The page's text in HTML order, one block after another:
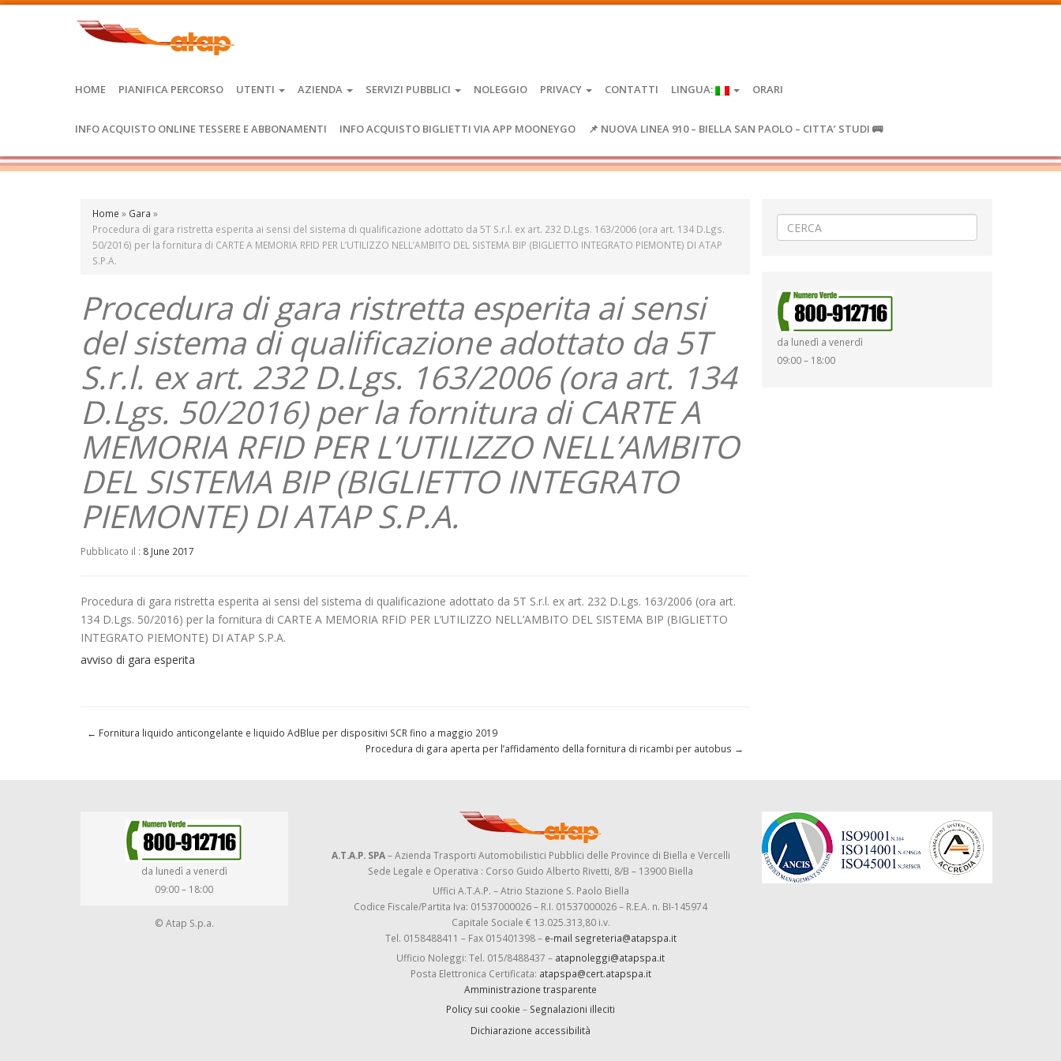
HOME PIANIFICA PERCORSO UTENTI AZIENDA SERVIZI PUBBLICI NOLEGGIO PRIVACY CONTATTI LINGUA: ORARI
INFO ACQUISTO ONLINE TESSERE E ABBONAMENTI INFO ACQUISTO BIGLIETTI VIA APP MOONEYGO 📌 NUOVA LINEA 910 – BIELLA SAN PAOLO – CITTA’ STUDI 🚌
Home » Gara »
Procedura di gara ristretta esperita ai sensi del sistema di qualificazione adottato da 5T S.r.l. ex art. 232 D.Lgs. 163/2006 (ora art. 134 D.Lgs.
50/2016) per la fornitura di CARTE A MEMORIA RFID PER L’UTILIZZO NELL’AMBITO DEL SISTEMA BIP (BIGLIETTO INTEGRATO PIEMONTE) DI ATAP
S.P.A.
Procedura di gara ristretta esperita ai sensi
del sistema di qualificazione adottato da 5T
S.r.l. ex art. 232 D.Lgs. 163/2006 (ora art. 134
D.Lgs. 50/2016) per la fornitura di CARTE A
MEMORIA RFID PER L’UTILIZZO NELL’AMBITO
DEL SISTEMA BIP (BIGLIETTO INTEGRATO
PIEMONTE) DI ATAP S.P.A.
Pubblicato il : 8 June 2017
Procedura di gara ristretta esperita ai sensi del sistema di qualificazione adottato da 5T S.r.l. ex art. 232 D.Lgs. 163/2006 (ora art.
134 D.Lgs. 50/2016) per la fornitura di CARTE A MEMORIA RFID PER L’UTILIZZO NELL’AMBITO DEL SISTEMA BIP (BIGLIETTO
INTEGRATO PIEMONTE) DI ATAP S.P.A.
avviso di gara esperita
← Fornitura liquido anticongelante e liquido AdBlue per dispositivi SCR fino a maggio 2019
Procedura di gara aperta per l’affidamento della fornitura di ricambi per autobus →
da lunedì a venerdì
09:00 – 18:00
da lunedì a venerdì
09:00 – 18:00
© Atap S.p.a.
A.T.A.P. SPA– Azienda Trasporti Automobilistici Pubblici delle Province di Biella e Vercelli
Sede Legale e Operativa : Corso Guido Alberto Rivetti, 8/B – 13900 Biella
Uffici A.T.A.P. – Atrio Stazione S. Paolo Biella
Codice Fiscale/Partita Iva: 01537000026 – R.I. 01537000026 – R.E.A. n. BI-145974
Capitale Sociale € 13.025.313,80 i.v.
Tel. 0158488411 – Fax 015401398 – e-mail segreteria@atapspa.it
Ufficio Noleggi: Tel. 015/8488437 – atapnoleggi@atapspa.it
Posta Elettronica Certificata: atapspa@cert.atapspa.it
Amministrazione trasparente
Policy sui cookie – Segnalazioni illeciti
Dichiarazione accessibilità